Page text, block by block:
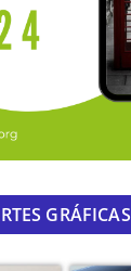
GRÁFICAS